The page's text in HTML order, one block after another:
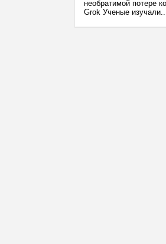
необратимой потере
Grok Ученые